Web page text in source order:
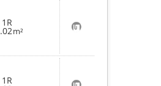
1R
m² お
気
に
入
り
登
録
1R